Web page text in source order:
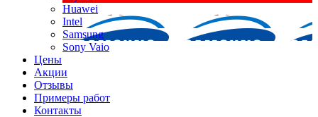
Huawei
Intel
Samsung
Sony Vaio
Цены
Акции
Отзывы
Примеры работ
Контакты